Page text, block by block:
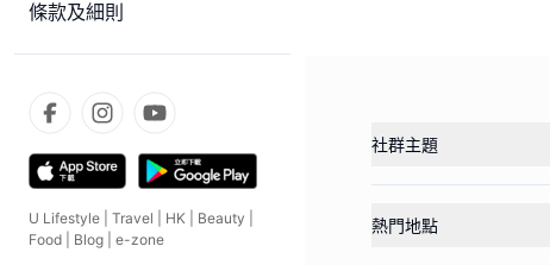
條款及細則
U Lifestyle Travel HK Beauty
Food
Blog e-zone
社群主題
熱門地點